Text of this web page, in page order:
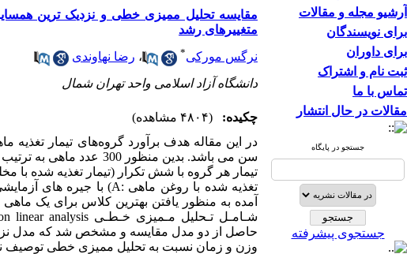
آرشیو مجله و مقالات
برای نویسندگان
برای داوران
ثبت نام و اشتراک
تماس با ما
مقالات در حال انتشار
جستجو در پایگاه
جستجوی پیشرفته
متغییرهای رشد
نرگس مورکی* ، رضا نهاوندی
دانشگاه آزاد اسلامی واحد تهران شمال
چکیده:
(۴۸۰۴ مشاهده)
در این مقاله هدف برآورد گروه‌های تیمار تغذیه
تیمار هر گروه با شش تکرار (تیمار تغذیه شده
تغذیه شده با روغن ماهی A:) با جیره های
آمده به منظور یافتن بهترین کلاس برای یک
شـامـل تـحلیل مـمیزی خـطـی linear analysis
حاصل از دو مدل مقایسه و مشخص شد که مدل
وزن و زمان نسبت به تحلیل ممیزی خطی توصیف